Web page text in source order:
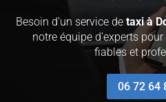
Besoin d’un service de taxi à
notre équipe d’experts
fiables et
06 72 64